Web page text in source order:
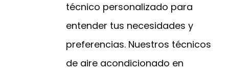
técnico personalizado para
entender tus necesidades y
preferencias. Nuestros técnicos
de aire acondicionado en